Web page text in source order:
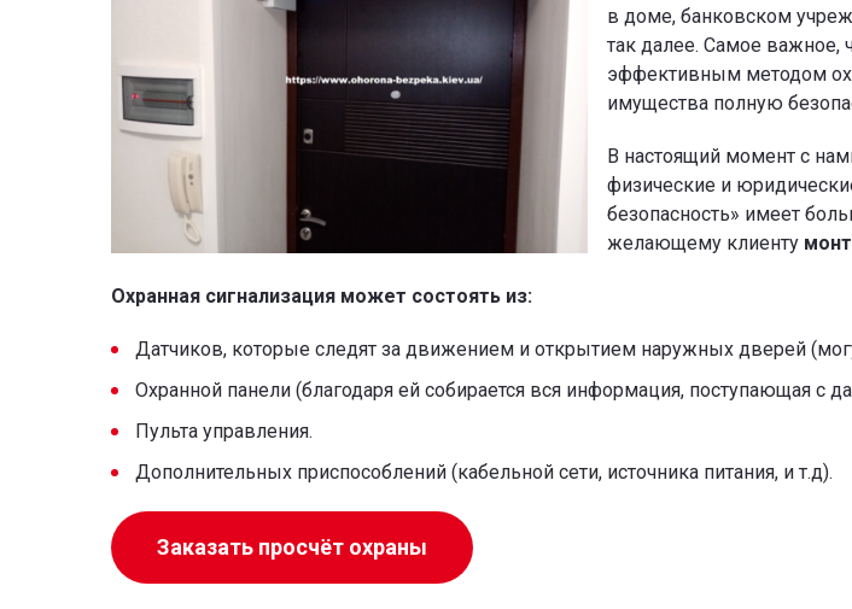
в доме, банковском
так далее. Самое важное,
эффективным методом
имущества полную
В настоящий момент с
физические и
безопасность» имеет
желающему клиенту
Охранная сигнализация может состоять из:
Датчиков, которые следят за движением и открытием наружных дверей
Охранной панели (благодаря ей собирается вся информация, поступающая с
Пульта управления.
Дополнительных приспособлений (кабельной сети, источника питания, и т.д).
Заказать просчёт охраны